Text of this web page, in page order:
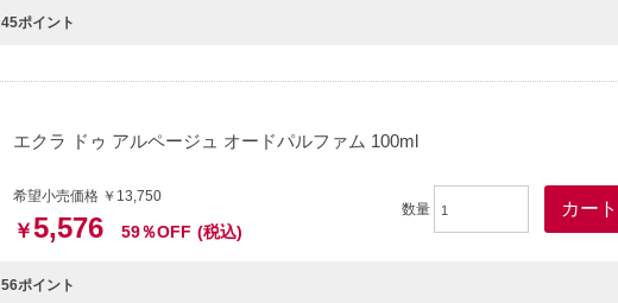
45ポイント
エクラ ドゥ アルページュ オードパルファム 100ml
希望小売価格 ￥13,750
￥5,576 59％OFF (税込)
数量
56ポイント